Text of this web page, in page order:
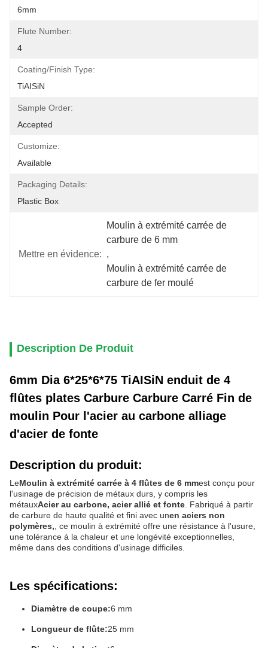
6mm
Flute Number:
4
Coating/Finish Type:
TiAISiN
Sample Order:
Accepted
Customize:
Available
Packaging Details:
Plastic Box
Mettre en évidence:
Moulin à extrémité carrée de
carbure de 6 mm
,
Moulin à extrémité carrée de
carbure de fer moulé
Description De Produit
6mm Dia 6*25*6*75 TiAISiN enduit de 4
flûtes plates Carbure Carbure Carré Fin de
moulin Pour l'acier au carbone alliage
d'acier de fonte
Description du produit:
LeMoulin à extrémité carrée à 4 flûtes de 6 mmest conçu pour
l'usinage de précision de métaux durs, y compris les
métauxAcier au carbone, acier allié et fonte . Fabriqué à partir
de carbure de haute qualité et fini avec unen aciers non
polymères, , ce moulin à extrémité offre une résistance à l'usure,
une tolérance à la chaleur et une longévité exceptionnelles,
même dans des conditions d'usinage difficiles.
Les spécifications:
Diamètre de coupe:6 mm
Longueur de flûte:25 mm